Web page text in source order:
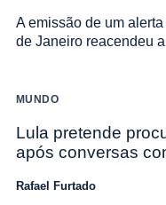
A emissão de um
de Janeiro reacendeu
MUNDO
Lula pretende
após conversas
Rafael Furtado